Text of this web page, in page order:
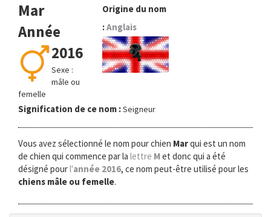
Mar
Année
2016
Sexe :
mâle ou
femelle
Origine du nom
:Anglais
Signification de ce nom :Seigneur
Vous avez sélectionné le nom pour chien Marqui est un nom
de chien qui commence par la lettre Met donc qui a été
désigné pourl'année 2016, ce nom peut-être utilisé pour les
chiens mâle ou femelle.